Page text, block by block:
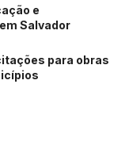
e
Salvador
para obras